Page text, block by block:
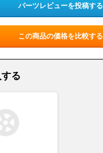
パーツレビューを投稿する
この商品の価格を比較する
る